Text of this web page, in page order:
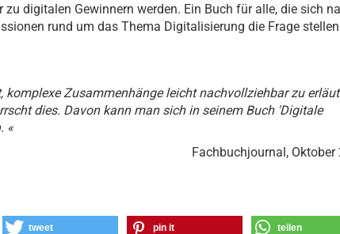
digitalen Gewinnern werden. Ein Buch für alle, die sich
rund um das Thema Digitalisierung die Frage
komplexe Zusammenhänge leicht nachvollziehbar zu
dies. Davon kann man sich in seinem Buch 'Digitale
«
Fachbuchjournal, Oktober
tweet pin it teilen